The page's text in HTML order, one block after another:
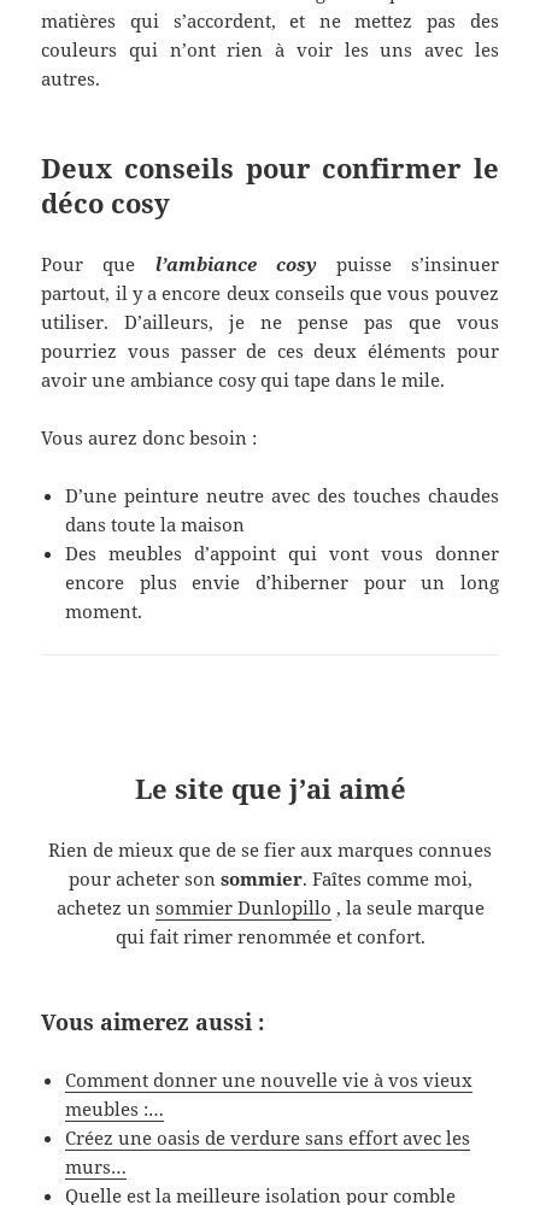
matières qui s’accordent, et ne mettez pas des
couleurs qui n’ont rien à voir les uns avec les
autres.
Deux conseils pour confirmer le
déco cosy
Pour que l’ambiance cosypuisse s’insinuer
partout, il y a encore deux conseils que vous pouvez
utiliser. D’ailleurs, je ne pense pas que vous
pourriez vous passer de ces deux éléments pour
avoir une ambiance cosy qui tape dans le mile.
Vous aurez donc besoin :
D’une peinture neutre avec des touches chaudes
dans toute la maison
Des meubles d’appoint qui vont vous donner
encore plus envie d’hiberner pour un long
moment.
Le site que j’ai aimé
Rien de mieux que de se fier aux marques connues
pour acheter son sommier. Faîtes comme moi,
achetez un sommier Dunlopillo , la seule marque
qui fait rimer renommée et confort.
Vous aimerez aussi :
Comment donner une nouvelle vie à vos vieux
meubles :…
Créez une oasis de verdure sans effort avec les
murs…
Quelle est la meilleure isolation pour comble